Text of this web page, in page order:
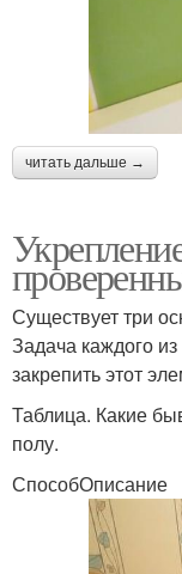
читать дальше →
Существует три
Задача каждого
закрепить этот
Таблица. Какие
полу.
СпособОписание